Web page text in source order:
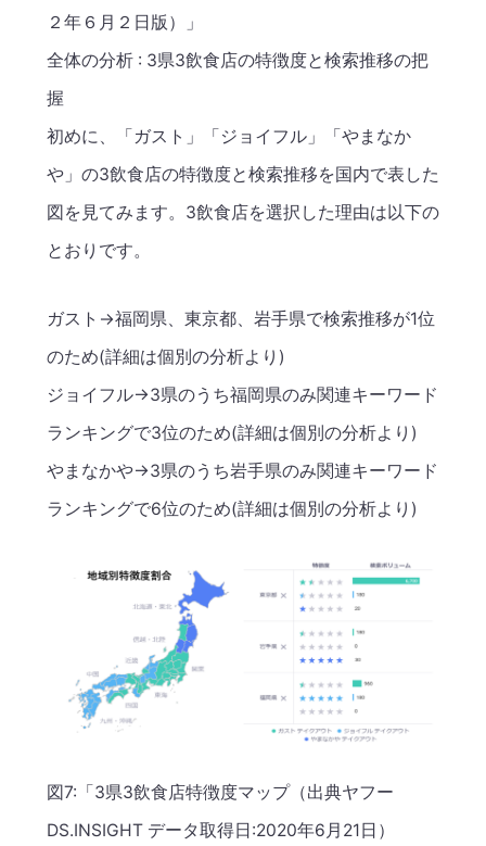
２年６月２日版）」
全体の分析 : 3県3飲食店の特徴度と検索推移の把
握
初めに、「ガスト」「ジョイフル」「やまなか
や」の3飲食店の特徴度と検索推移を国内で表した
図を見てみます。3飲食店を選択した理由は以下の
とおりです。
ガスト→福岡県、東京都、岩手県で検索推移が1位
のため(詳細は個別の分析より)
ジョイフル→3県のうち福岡県のみ関連キーワード
ランキングで3位のため(詳細は個別の分析より)
やまなかや→3県のうち岩手県のみ関連キーワード
ランキングで6位のため(詳細は個別の分析より)
図7:「3県3飲食店特徴度マップ（出典ヤフー
DS.INSIGHT データ取得日:2020年6月21日）